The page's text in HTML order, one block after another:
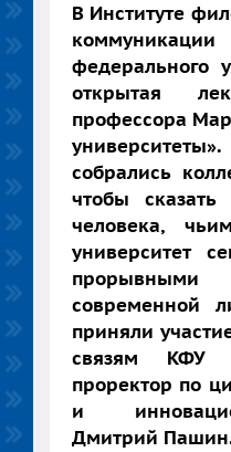
В Институте
федерального
открытая
профессора
собрались
чтобы
человека,
университет
современной
приняли
связям КФУ
проректор по
и
Дмитрий